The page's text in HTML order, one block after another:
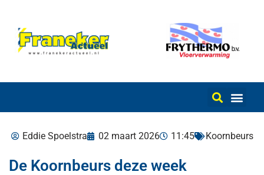
Eddie Spoelstra 02 maart 2026 11:45 Koornbeurs
De Koornbeurs deze week